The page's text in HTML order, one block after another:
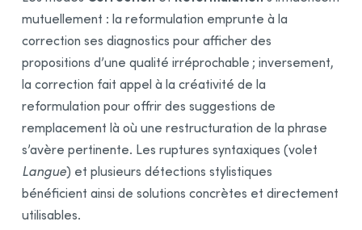
Bibliographie
mutuellement : la reformulation emprunte à la
correction ses diagnostics pour afficher des
propositions d’une qualité irréprochable ; inversement,
la correction fait appel à la créativité de la
reformulation pour offrir des suggestions de
remplacement là où une restructuration de la phrase
s’avère pertinente. Les ruptures syntaxiques (volet
Langue) et plusieurs détections stylistiques
bénéficient ainsi de solutions concrètes et directement
utilisables.